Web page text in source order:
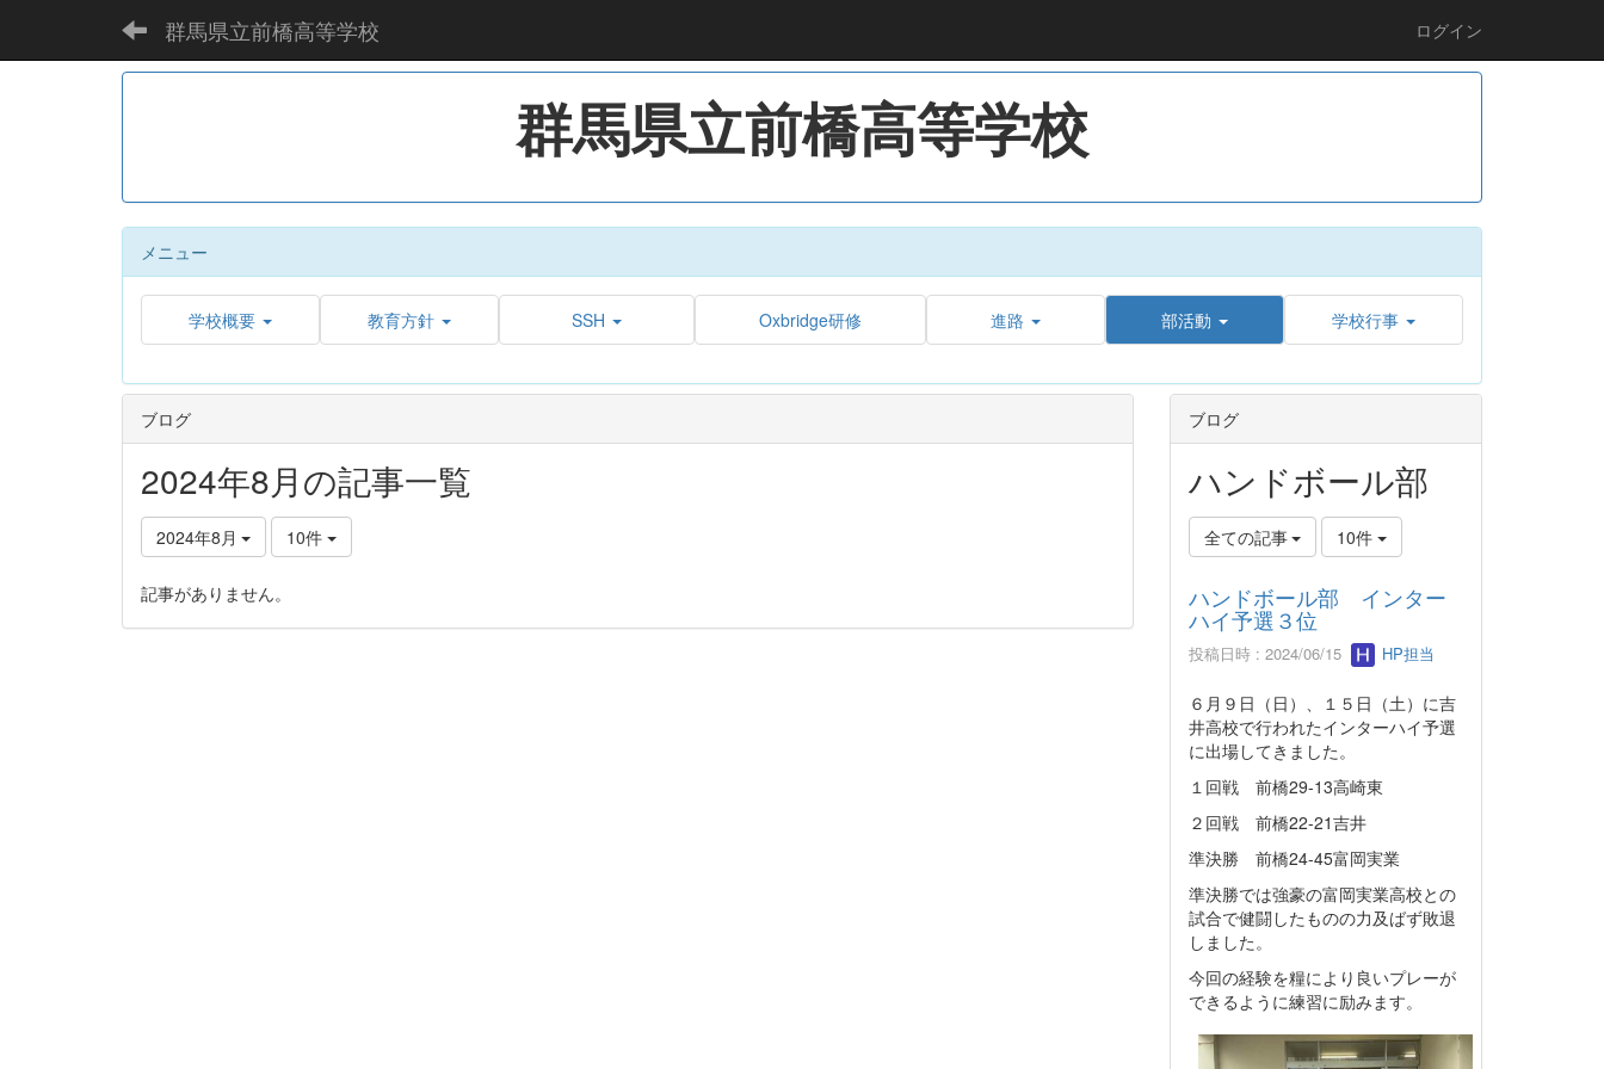
群馬県立前橋高等学校 ログイン
群馬県立前橋高等学校
メニュー
学校概要 教育方針 SSH Oxbridge研修 進路 部活動 学校行事
ブログ
2024年8月の記事一覧
2024年8月 10件
記事がありません。
ブログ
ハンドボール部
全ての記事 10件
ハンドボール部 インター
ハイ予選３位
投稿日時 : 2024/06/15 HP担当
６月９日（日）、１５日（土）に吉
井高校で行われたインターハイ予選
に出場してきました。
１回戦 前橋29-13高崎東
２回戦 前橋22-21吉井
準決勝 前橋24-45富岡実業
準決勝では強豪の富岡実業高校との
試合で健闘したものの力及ばず敗退
しました。
今回の経験を糧により良いプレーが
できるように練習に励みます。